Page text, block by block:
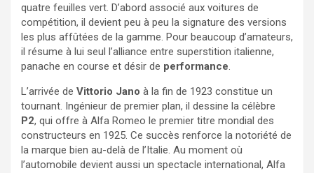
quatre feuilles vert. D’abord associé aux voitures de
compétition, il devient peu à peu la signature des versions
les plus affûtées de la gamme. Pour beaucoup d’amateurs,
il résume à lui seul l’alliance entre superstition italienne,
panache en course et désir de performance.
L’arrivée de Vittorio Jano à la fin de 1923 constitue un
tournant. Ingénieur de premier plan, il dessine la célèbre
P2, qui offre à Alfa Romeo le premier titre mondial des
constructeurs en 1925. Ce succès renforce la notoriété de
la marque bien au-delà de l’Italie. Au moment où
l’automobile devient aussi un spectacle international, Alfa